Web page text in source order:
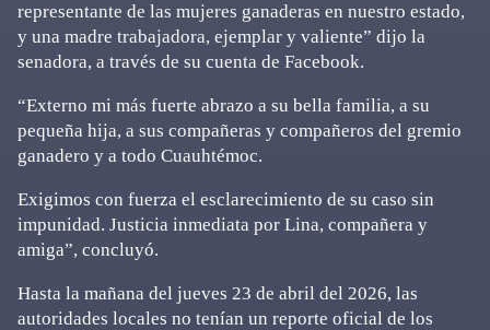
representante de las mujeres ganaderas en nuestro estado,
y una madre trabajadora, ejemplar y valiente” dijo la
senadora, a través de su cuenta de Facebook.
“Externo mi más fuerte abrazo a su bella familia, a su
pequeña hija, a sus compañeras y compañeros del gremio
ganadero y a todo Cuauhtémoc.
Exigimos con fuerza el esclarecimiento de su caso sin
impunidad. Justicia inmediata por Lina, compañera y
amiga”, concluyó.
Hasta la mañana del jueves 23 de abril del 2026, las
autoridades locales no tenían un reporte oficial de los